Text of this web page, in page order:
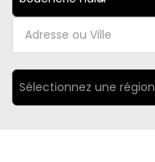
Sélectionnez une région